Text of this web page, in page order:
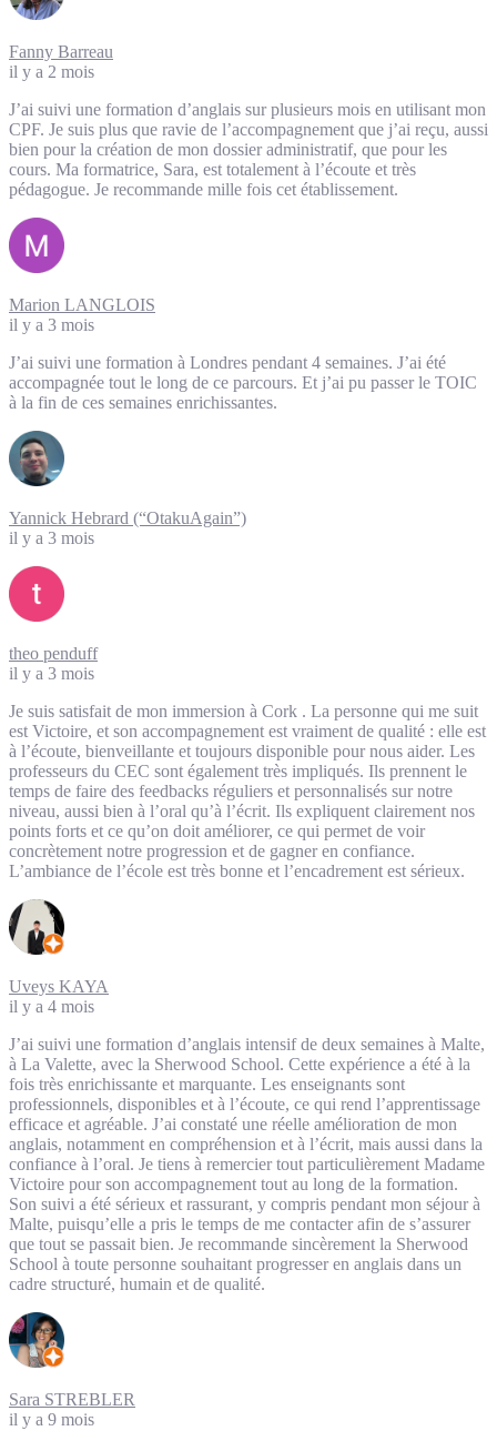
Fanny Barreau
il y a 2 mois
J’ai suivi une formation d’anglais sur plusieurs mois en utilisant mon
CPF. Je suis plus que ravie de l’accompagnement que j’ai reçu, aussi
bien pour la création de mon dossier administratif, que pour les
cours. Ma formatrice, Sara, est totalement à l’écoute et très
pédagogue. Je recommande mille fois cet établissement.
Marion LANGLOIS
il y a 3 mois
J’ai suivi une formation à Londres pendant 4 semaines. J’ai été
accompagnée tout le long de ce parcours. Et j’ai pu passer le TOIC
à la fin de ces semaines enrichissantes.
Yannick Hebrard (“OtakuAgain”)
il y a 3 mois
theo penduff
il y a 3 mois
Je suis satisfait de mon immersion à Cork . La personne qui me suit
est Victoire, et son accompagnement est vraiment de qualité : elle est
à l’écoute, bienveillante et toujours disponible pour nous aider. Les
professeurs du CEC sont également très impliqués. Ils prennent le
temps de faire des feedbacks réguliers et personnalisés sur notre
niveau, aussi bien à l’oral qu’à l’écrit. Ils expliquent clairement nos
points forts et ce qu’on doit améliorer, ce qui permet de voir
concrètement notre progression et de gagner en confiance.
L’ambiance de l’école est très bonne et l’encadrement est sérieux.
Uveys KAYA
il y a 4 mois
J’ai suivi une formation d’anglais intensif de deux semaines à Malte,
à La Valette, avec la Sherwood School. Cette expérience a été à la
fois très enrichissante et marquante. Les enseignants sont
professionnels, disponibles et à l’écoute, ce qui rend l’apprentissage
efficace et agréable. J’ai constaté une réelle amélioration de mon
anglais, notamment en compréhension et à l’écrit, mais aussi dans la
confiance à l’oral. Je tiens à remercier tout particulièrement Madame
Victoire pour son accompagnement tout au long de la formation.
Son suivi a été sérieux et rassurant, y compris pendant mon séjour à
Malte, puisqu’elle a pris le temps de me contacter afin de s’assurer
que tout se passait bien. Je recommande sincèrement la Sherwood
School à toute personne souhaitant progresser en anglais dans un
cadre structuré, humain et de qualité.
Sara STREBLER
il y a 9 mois